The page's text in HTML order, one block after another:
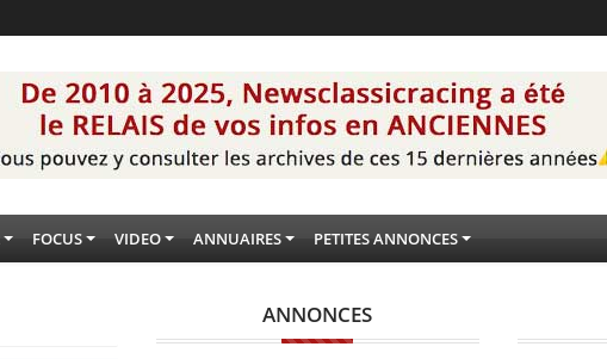
FOCUS VIDEO ANNUAIRES PETITES ANNONCES
ANNONCES